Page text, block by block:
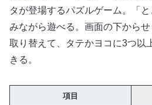
タが登場するパズルゲーム。「
みながら遊べる。画面の下から
取り替えて、タテかヨコに3つ以
きる。
項目